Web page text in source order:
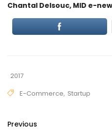
Chantal Delsouc, MID e-
2017
E-Commerce, Startup
Previous